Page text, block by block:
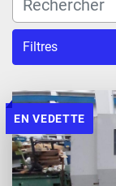
Filtres
EN VEDETTE